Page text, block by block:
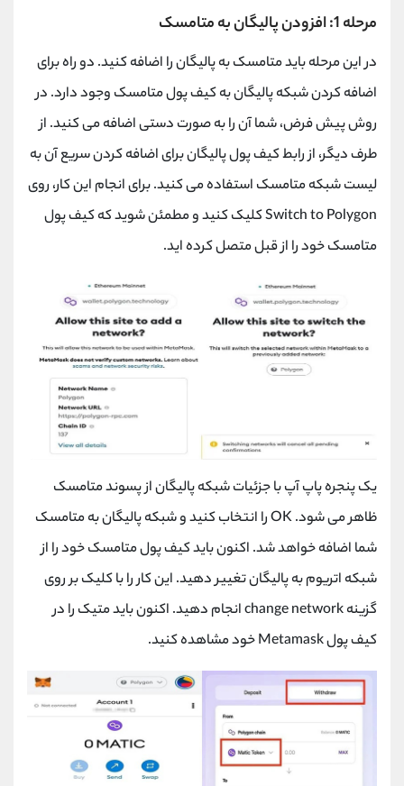
مرحله 1: افزودن پالیگان به متامسک
در این مرحله باید متامسک به پالیگان را اضافه کنید. دو راه برای
اضافه کردن شبکه پالیگان به کیف پول متامسک وجود دارد. در
روش پیش فرض، شما آن را به صورت دستی اضافه می کنید. از
طرف دیگر، از رابط کیف پول پالیگان برای اضافه کردن سریع آن به
لیست شبکه متامسک استفاده می کنید. برای انجام این کار، روی
Switch to Polygonکلیک کنید و مطمئن شوید که کیف پول
متامسک خود را از قبل متصل کرده اید.
یک پنجره پاپ آپ با جزئیات شبکه پالیگان از پسوند متامسک
ظاهر می شود.OKرا انتخاب کنید و شبکه پالیگان به متامسک
شما اضافه خواهد شد. اکنون باید کیف پول متامسک خود را از
شبکه اتریوم به پالیگان تغییر دهید. این کار را با کلیک بر روی
گزینهchange networkانجام دهید. اکنون باید متیک را در
کیف پولMetamaskخود مشاهده کنید.